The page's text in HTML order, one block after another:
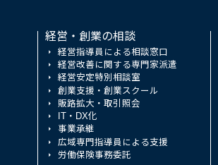
経営・創業の相談
経営指導員による相談窓口
経営改善に関する専門家派遣
経営安定特別相談室
創業支援・創業スクール
販路拡大・取引照会
IT・DX化
事業承継
広域専門指導員による支援
労働保険事務委託